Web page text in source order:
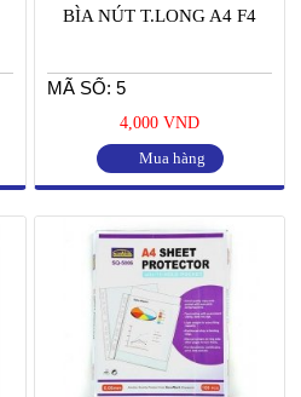
BÌA NÚT T.LONG A4 F4
MÃ SỐ: 5
4,000 VND
Mua hàng